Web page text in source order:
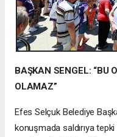
BAŞKAN SENGEL: “BU
OLAMAZ”
Efes Selçuk Belediye
konuşmada saldırıya